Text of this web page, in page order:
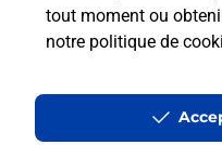
tout moment ou
notre politique de
Accessibilité : partiellement